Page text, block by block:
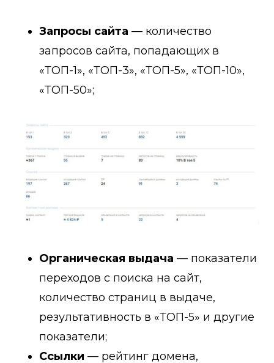
Запросы сайта — количество
запросов сайта, попадающих в
«ТОП-1», «ТОП-3», «ТОП-5», «ТОП-10»,
«ТОП-50»;
Органическая выдача — показатели
переходов с поиска на сайт,
количество страниц в выдаче,
результативность в «ТОП-5» и другие
показатели;
Ссылки — рейтинг домена,